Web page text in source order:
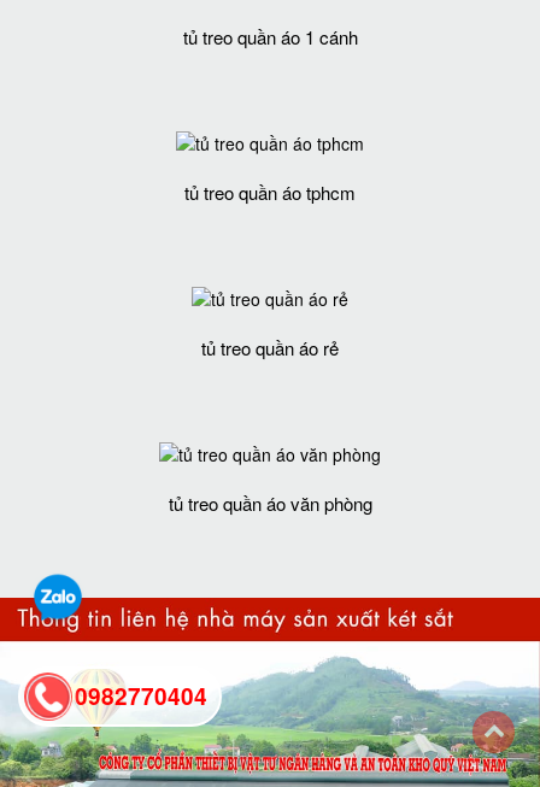
tủ treo quần áo 1 cánh
tủ treo quần áo tphcm
tủ treo quần áo rẻ
tủ treo quần áo văn phòng
0982770404
back